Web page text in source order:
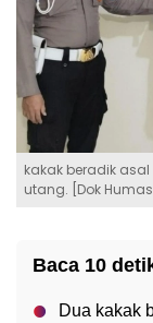
kakak beradik
utang. [Dok Humas
Baca 10
Dua kakak